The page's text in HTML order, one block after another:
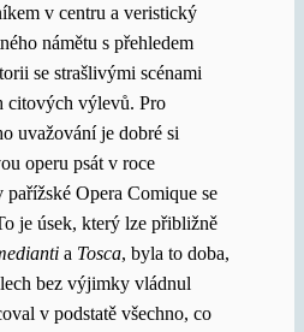
v centru a veristický
námětu s přehledem
se strašlivými scénami
citových výlevů. Pro
uvažování je dobré si
operu psát v roce
Opera Comique se
je úsek, který lze přibližně
a Tosca, byla to doba,
bez výjimky vládnul
v podstatě všechno, co